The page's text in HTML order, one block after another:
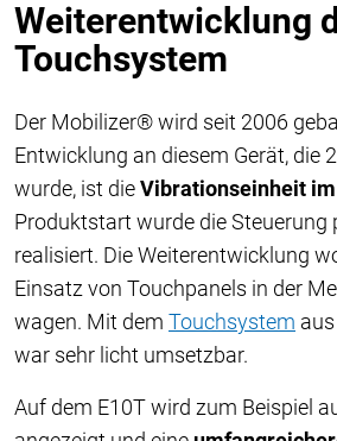
Weiterentwicklung
Touchsystem
Der Mobilizer® wird seit 2006
Entwicklung an diesem Gerät, die
wurde, ist dieVibrationseinheit
Produktstart wurde die Steuerung
realisiert. Die Weiterentwicklung
Einsatz von Touchpanels in der
wagen. Mit dem Touchsystem
war sehr licht umsetzbar.
Auf dem E10T wird zum Beispiel